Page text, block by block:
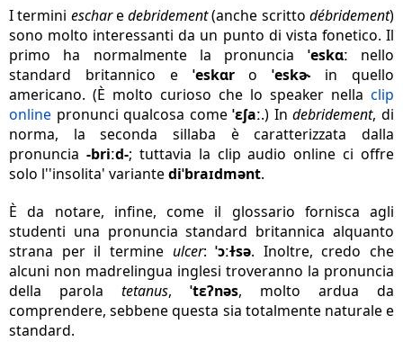
I termini escharedebridement(anche scrittodébridement)
sono molto interessanti da un punto di vista fonetico. Il
primo ha normalmente la pronuncia ˈeskɑː nello
standard britannico e ˈeskɑroˈeskɚ in quello
americano. (È molto curioso che lo speaker nella clip
online pronunci qualcosa comeˈɛʃaː.) Indebridement, di
norma, la seconda sillaba è caratterizzata dalla
pronuncia -briːd-; tuttavia la clip audio online ci offre
solo l''insolita' variantediˈbraɪdmənt.
È da notare, infine, come il glossario fornisca agli
studenti una pronuncia standard britannica alquanto
strana per il termine ulcer:ˈɔːɫsə. Inoltre, credo che
alcuni non madrelingua inglesi troveranno la pronuncia
della parola tetanus, ˈtɛʔnəs, molto ardua da
comprendere, sebbene questa sia totalmente naturale e
standard.